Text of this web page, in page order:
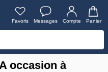
Favoris Messages Compte Panier
occasion à